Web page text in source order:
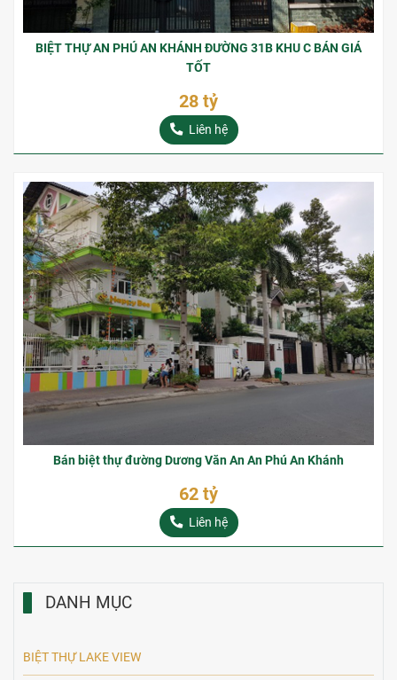
BIỆT THỰ AN PHÚ AN KHÁNH ĐƯỜNG 31B KHU C BÁN GIÁ
TỐT
28 tỷ
Liên hệ
Bán biệt thự đường Dương Văn An An Phú An Khánh
62 tỷ
Liên hệ
DANH MỤC
BIỆT THỰ LAKE VIEW